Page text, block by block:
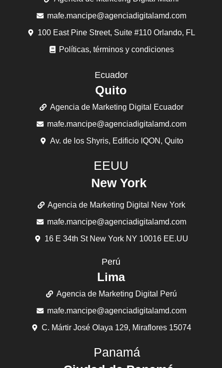
mafe.mancipe@agenciadigitalamd.com
100 East Pine Street, Suite #110 Orlando, FL
Políticas, términos y condiciones
Ecuador
Quito
Agencia de Marketing Digital Ecuador
mafe.mancipe@agenciadigitalamd.com
Av. de los Shyris, Edificio IQON, Quito
EEUU
New York
Agencia de Marketing Digital New York
mafe.mancipe@agenciadigitalamd.com
16 E 34th St New York NY 10016 EE.UU
Perú
Lima
Agencia de Marketing Digital Perú
mafe.mancipe@agenciadigitalamd.com
C. Mártir José Olaya 129, Miraflores 15074
Panamá